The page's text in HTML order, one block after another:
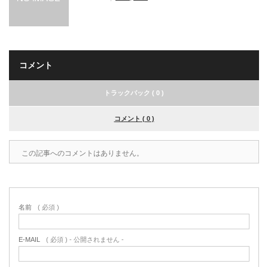
コメント
トラックバック ( 0 )
コメント ( 0 )
この記事へのコメントはありません。
名前 ( 必須 )
E-MAIL ( 必須 ) - 公開されません -